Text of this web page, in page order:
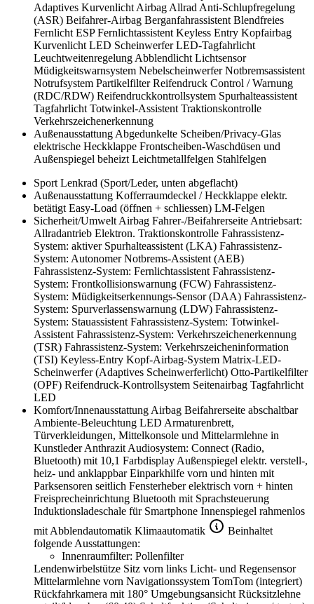
Adaptives Kurvenlicht Airbag Allrad Anti-Schlupfregelung
(ASR) Beifahrer-Airbag Berganfahrassistent Blendfreies
Fernlicht ESPFernlichtassistent Keyless Entry Kopfairbag
Kurvenlicht LED ScheinwerferLED-Tagfahrlicht
Leuchtweitenregelung Abblendlicht Lichtsensor
Müdigkeitswarnsystem NebelscheinwerferNotbremsassistent
Notrufsystem PartikelfilterReifendruck Control / Warnung
(RDC/RDW) Reifendruckkontrollsystem Spurhalteassistent
Tagfahrlicht Totwinkel-Assistent Traktionskontrolle
Verkehrszeichenerkennung
Außenausstattung Abgedunkelte Scheiben/Privacy-Glas
elektrische Heckklappe Frontscheiben-Waschdüsen und
Außenspiegel beheizt Leichtmetallfelgen Stahlfelgen
Sport Lenkrad (Sport/Leder, unten abgeflacht)
Außenausstattung Kofferraumdeckel / Heckklappe elektr.
betätigt Easy-Load (öffnen + schliessen) LM-Felgen
Sicherheit/Umwelt Airbag Fahrer-/Beifahrerseite Antriebsart:
Allradantrieb Elektron. Traktionskontrolle Fahrassistenz-
System: aktiver Spurhalteassistent (LKA) Fahrassistenz-
System: Autonomer Notbrems-Assistent (AEB)
Fahrassistenz-System: Fernlichtassistent Fahrassistenz-
System: Frontkollisionswarnung (FCW) Fahrassistenz-
System: Müdigkeitserkennungs-Sensor (DAA) Fahrassistenz-
System: Spurverlassenswarnung (LDW) Fahrassistenz-
System: Stauassistent Fahrassistenz-System: Totwinkel-
Assistent Fahrassistenz-System: Verkehrszeichenerkennung
(TSR) Fahrassistenz-System: Verkehrszeicheninformation
(TSI) Keyless-Entry Kopf-Airbag-System Matrix-LED-
Scheinwerfer (Adaptives Scheinwerferlicht) Otto-Partikelfilter
(OPF) Reifendruck-Kontrollsystem Seitenairbag Tagfahrlicht
LED
Komfort/Innenausstattung Airbag Beifahrerseite abschaltbar
Ambiente-Beleuchtung LED Armaturenbrett,
Türverkleidungen, Mittelkonsole und Mittelarmlehne in
Kunstleder Anthrazit Audiosystem: Connect (Radio,
Bluetooth) mit 10,1 Farbdisplay Außenspiegel elektr. verstell-,
heiz- und anklappbarEinparkhilfe vorn und hinten mit
Parksensoren seitlich Fensterheber elektrisch vorn + hinten
Freisprecheinrichtung Bluetooth mit Sprachsteuerung
Induktionsladeschale für Smartphone Innenspiegel rahmenlos
mit Abblendautomatik Klimaautomatik
Beinhaltet
folgende Ausstattungen:
Innenraumfilter: Pollenfilter
Lendenwirbelstütze Sitz vorn links Licht- und Regensensor
Mittelarmlehne vorn Navigationssystem TomTom (integriert)
Rückfahrkamera mit 180° Umgebungsansicht Rücksitzlehne